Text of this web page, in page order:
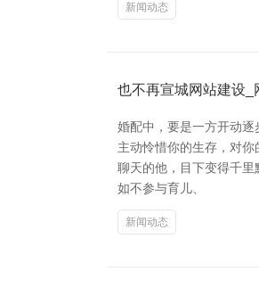
新闻动态
也不再宣城网站建设_
婚配中，要是一方开动
主动怜惜你的生存，对
聊天的他，目下变得千
如不参与育儿、
新闻动态